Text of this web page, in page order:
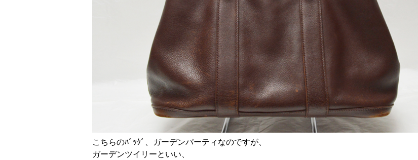
こちらのﾊﾞｯｸﾞ、ガーデンパーティなのですが、
ガーデンツイリーといい、